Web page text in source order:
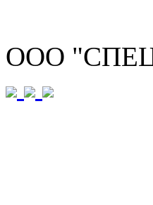
ООО